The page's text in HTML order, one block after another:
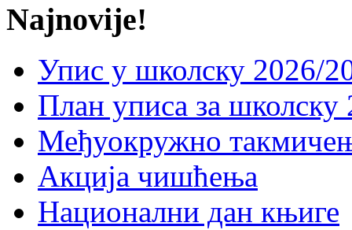
Najnovije!
Упис у школску 2026/
План уписа за школску
Међуокружно
Акција чишћења
Национални дан књиге